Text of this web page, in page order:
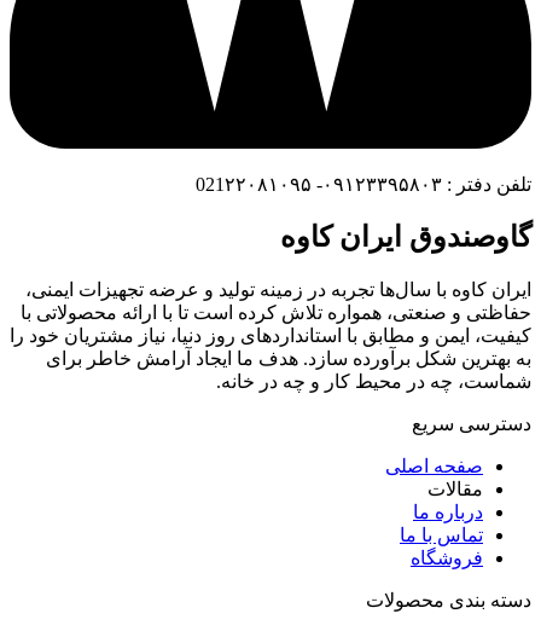
تلفن دفتر : ۰۹۱۲۳۳۹۵۸۰۳- 021۲۲۰۸۱۰۹۵
گاوصندوق ایران کاوه
ایران کاوه با سال‌ها تجربه در زمینه تولید و عرضه تجهیزات ایمنی،
حفاظتی و صنعتی، همواره تلاش کرده است تا با ارائه محصولاتی با
کیفیت، ایمن و مطابق با استانداردهای روز دنیا، نیاز مشتریان خود را
به بهترین شکل برآورده سازد. هدف ما ایجاد آرامش خاطر برای
شماست، چه در محیط کار و چه در خانه.
دسترسی سریع
صفحه اصلی
مقالات
درباره ما
تماس با ما
فروشگاه
دسته بندی محصولات